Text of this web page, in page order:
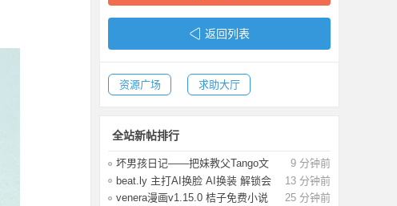
返回列表
资源广场 求助大厅
全站新帖排行
9 分钟前
坏男孩日记——把妹教父Tango文
集.pdf，当
13 分钟前
beat.ly 主打AI换脸 AI换装 解锁会
员版
25 分钟前
venera漫画v1.15.0 桔子免费小说